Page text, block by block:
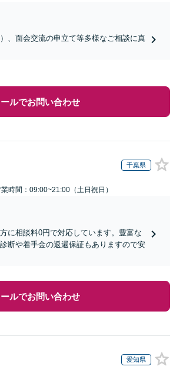
、面会交流の申立て等多様なご相談に真
ールでお問い合わせ
千葉県
時間：09:00~21:00（土日祝日）
に相談料0円で対応しています。豊富な
断や着手金の返還保証もありますので安
ールでお問い合わせ
愛知県